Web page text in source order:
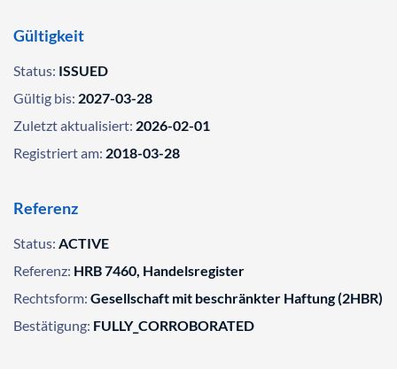
Gültigkeit
Status: ISSUED
Gültig bis: 2027-03-28
Zuletzt aktualisiert: 2026-02-01
Registriert am: 2018-03-28
Referenz
Status: ACTIVE
Referenz: HRB 7460, Handelsregister
Rechtsform: Gesellschaft mit beschränkter Haftung (2HBR)
Bestätigung: FULLY_CORROBORATED